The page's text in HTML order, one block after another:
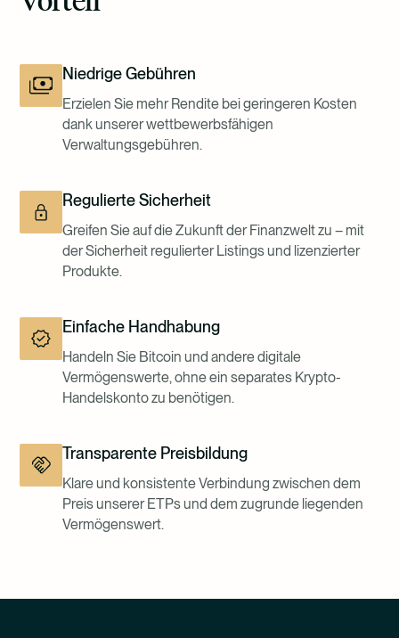
Niedrige Gebühren
Erzielen Sie mehr Rendite bei geringeren Kosten
dank unserer wettbewerbsfähigen
Verwaltungsgebühren.
Regulierte Sicherheit
Greifen Sie auf die Zukunft der Finanzwelt zu – mit
der Sicherheit regulierter Listings und lizenzierter
Produkte.
Einfache Handhabung
Handeln Sie Bitcoin und andere digitale
Vermögenswerte, ohne ein separates Krypto-
Handelskonto zu benötigen.
Transparente Preisbildung
Klare und konsistente Verbindung zwischen dem
Preis unserer ETPs und dem zugrunde liegenden
Vermögenswert.